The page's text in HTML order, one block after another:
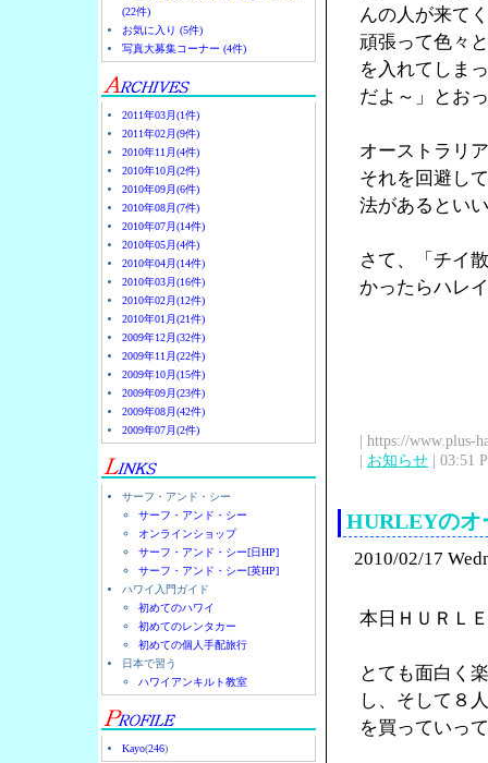
(22件)
お気に入り (5件)
写真大募集コーナー (4件)
2011年03月(1件)
2011年02月(9件)
2010年11月(4件)
2010年10月(2件)
2010年09月(6件)
2010年08月(7件)
2010年07月(14件)
2010年05月(4件)
2010年04月(14件)
2010年03月(16件)
2010年02月(12件)
2010年01月(21件)
2009年12月(32件)
2009年11月(22件)
2009年10月(15件)
2009年09月(23件)
2009年08月(42件)
2009年07月(2件)
サーフ・アンド・シー
サーフ・アンド・シー
オンラインショップ
サーフ・アンド・シー[日HP]
サーフ・アンド・シー[英HP]
ハワイ入門ガイド
初めてのハワイ
初めてのレンタカー
初めての個人手配旅行
日本で習う
ハワイアンキルト教室
Kayo(246)
んの人が来て
頑張って色々
を入れてしま
だよ～」とお
オーストラリ
それを回避し
法があるとい
さて、「チイ
かったらハレ
| https://www.plus-
| お知らせ | 03:51
HURLEYの
2010/02/17
本日ＨＵＲＬ
とても面白く
し、そして８
を買っていっ